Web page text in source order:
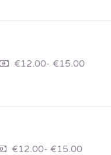
€12.00- €15.00
€12.00- €15.00